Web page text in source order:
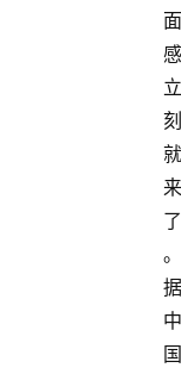
面
感
立
刻
就
来
了
。
据
中
国